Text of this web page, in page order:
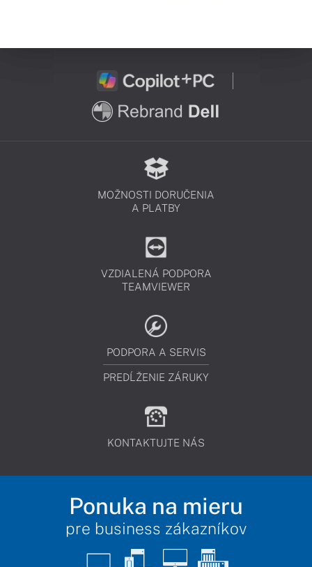
MOŽNOSTI DORUČENIA
A PLATBY
VZDIALENÁ PODPORA
TEAMVIEWER
PODPORA A SERVIS
PREDĹŽENIE ZÁRUKY
KONTAKTUJTE NÁS
Ponuka na mieru
pre business zákazníkov